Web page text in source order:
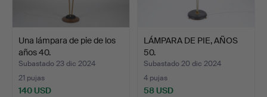
Una lámpara de pie de los
años 40.
Subastado 23 dic 2024
21 pujas
140 USD
LÁMPARA DE PIE, AÑOS
50.
Subastado 20 dic 2024
4 pujas
58 USD